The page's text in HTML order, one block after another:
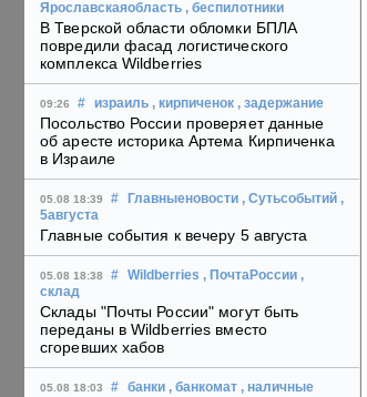
Ярославскаяобласть , беспилотники
В Тверской области обломки БПЛА
повредили фасад логистического
комплекса Wildberries
09:26 # израиль , кирпиченок , задержание
Посольство России проверяет данные
об аресте историка Артема Кирпиченка
в Израиле
05.08 18:39 # Главныеновости , Сутьсобытий ,
5августа
Главные события к вечеру 5 августа
05.08 18:38 # Wildberries , ПочтаРоссии ,
склад
Склады "Почты России" могут быть
переданы в Wildberries вместо
сгоревших хабов
05.08 18:03 # банки , банкомат , наличные